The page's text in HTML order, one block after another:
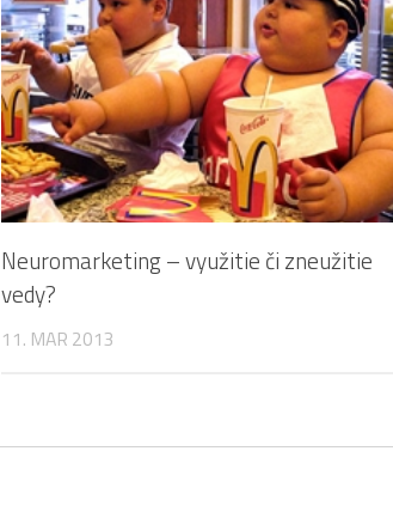
Neuromarketing – využitie či zneužitie
vedy?
11. MAR 2013